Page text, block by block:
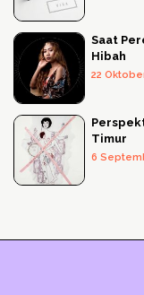
Saat
Hibah
22
Timur
6